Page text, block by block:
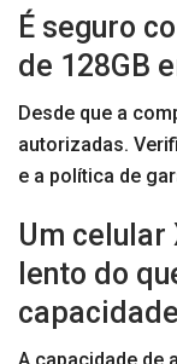
É seguro
de 128GB
Desde que a
autorizadas.
e a política de
Um celular
lento do